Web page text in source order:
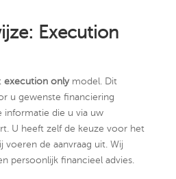
Execution
execution onlymodel. Dit
u gewenste financiering
informatie die u via uw
U heeft zelf de keuze voor het
de aanvraag uit. Wij
persoonlijk financieel advies.